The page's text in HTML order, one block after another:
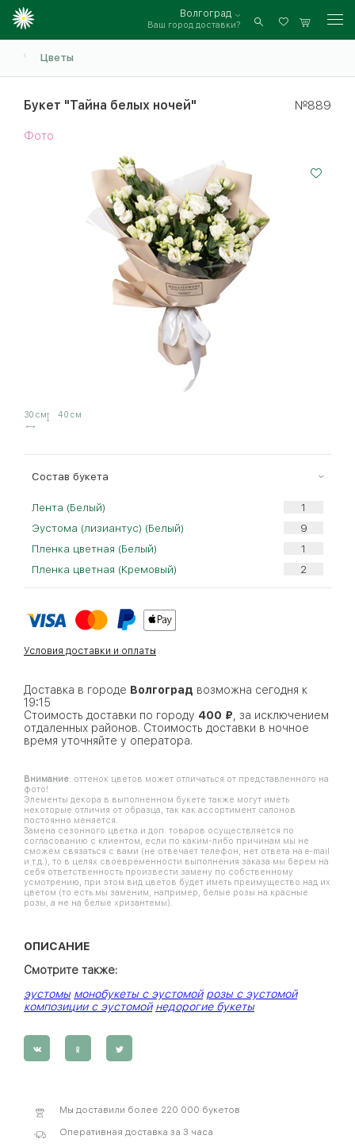
Волгоград
Ваш город доставки? Войти
Цветы
Букет "Тайна белых ночей" №889
Фото
30 см 40 см
Cостав букета
Лента (Белый)
Эустома (лизиантус) (Белый)
Пленка цветная (Белый)
Пленка цветная (Кремовый)
Условия доставки и оплаты
Доставка в городе Волгоград возможна сегодня к
19:15
Стоимость доставки по городу 400 ₽ , за исключением
отдаленных районов. Стоимость доставки в ночное
время уточняйте у оператора.
Внимание: оттенок цветов может отличаться от представленного на
фото!
Элементы декора в выполненном букете также могут иметь
некоторые отличия от образца, так как ассортимент салонов
постоянно меняется.
Замена сезонного цветка и доп. товаров осуществляется по
согласованию с клиентом, если по каким-либо причинам мы не
сможем связаться с вами (не отвечает телефон, нет ответа на e-mail
и т.д.), то в целях своевременности выполнения заказа мы берем на
себя ответственность произвести замену по собственному
усмотрению, при этом вид цветов будет иметь преимущество над их
цветом (то есть мы заменим, например, белые розы на красные
розы, а не на белые хризантемы).
ОПИСАНИЕ
Смотрите также:
эустомы монобукеты с эустомой розы с эустомой
композиции с эустомой недорогие букеты
Мы доставили более 220 000 букетов
Оперативная доставка за 3 часа